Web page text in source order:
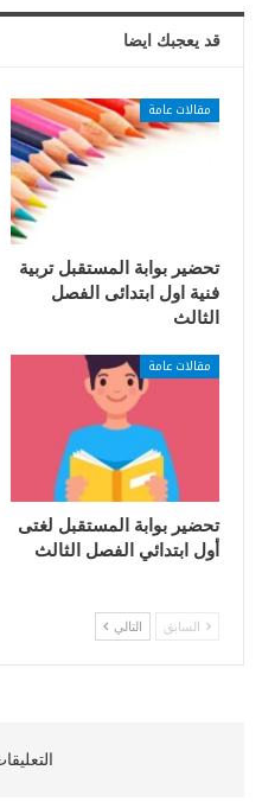
قد يعجبك ايضا
مقالات عامة
تحضير بوابة المستقبل تربية
فنية اول ابتدائى الفصل
الثالث
مقالات عامة
تحضير بوابة المستقبل لغتى
أول ابتدائي الفصل الثالث
السابق التالي